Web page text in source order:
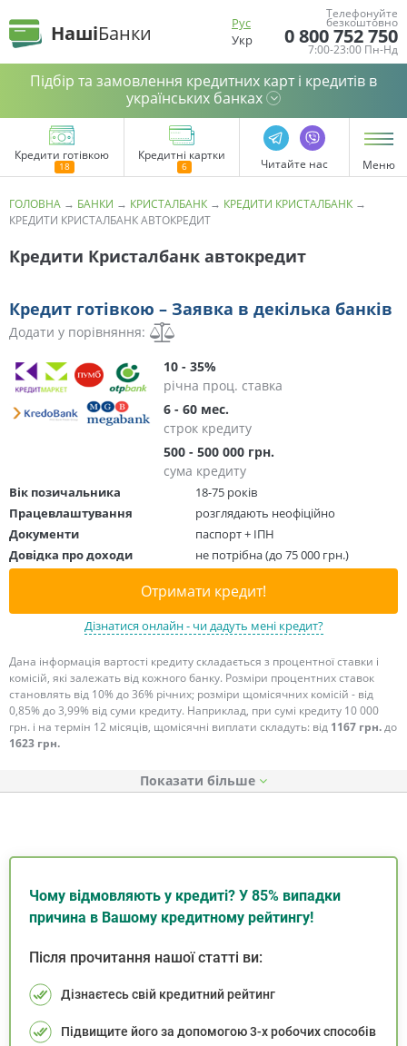
НашіБанки
Рус
Укр
Телефонуйте
безкоштовно
0 800 752 750
7:00-23:00 Пн-Нд
Підбір та замовлення кредитних карт і кредитів в
українських банках
Кредити готівкою Кредитні картки
Читайте нас Меню
ГОЛОВНА → БАНКИ → КРИСТАЛБАНК → КРЕДИТИ КРИСТАЛБАНК →
КРЕДИТИ КРИСТАЛБАНК АВТОКРЕДИТ
Кредити Кристалбанк автокредит
Кредит готівкою – Заявка в декілька банків
Додати у порівняння:
10 - 35%
річна проц. ставка
6 - 60 мес.
строк кредиту
500 - 500 000 грн.
сума кредиту
Вік позичальника
18-75 років
Працевлаштування
розглядають неофіційно
Документи
паспорт + ІПН
Довідка про доходи
не потрібна (до 75 000 грн.)
Отримати кредит!
Дізнатися онлайн - чи дадуть мені кредит?
Дана інформація вартості кредиту складається з процентної ставки і
комісій, які залежать від кожного банку. Розміри процентних ставок
становлять від 10% до 36% річних; розміри щомісячних комісій - від
0,85% до 3,99% від суми кредиту. Наприклад, при сумі кредиту 10 000
грн. і на термін 12 місяців, щомісячні виплати складуть: від 1167 грн.до
1623 грн.
Показати
Чому відмовляють у кредиті? У 85% випадки
причина в Вашому кредитному рейтингу!
Після прочитання нашої статті ви:
Дізнаєтесь свій кредитний рейтинг
Підвищите його за допомогою 3-х робочих способів